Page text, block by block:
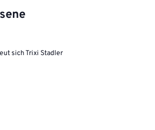
sich Trixi Stadler